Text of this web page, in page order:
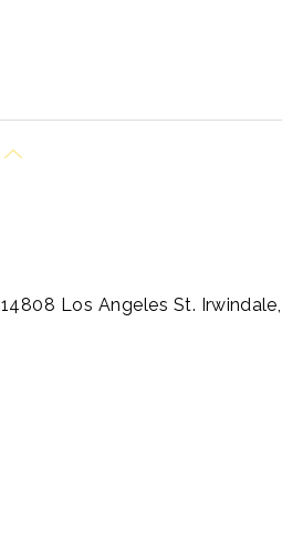
14808 Los Angeles St. Irwindale,